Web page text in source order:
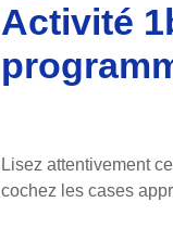
Activité
Lisez attentivement
cochez les cases